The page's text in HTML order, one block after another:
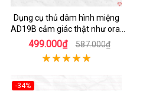
Dụng cụ thủ dâm hình miệng
AD19B cảm giác thật như oral
sex
499.000₫ 587.000₫
-34%